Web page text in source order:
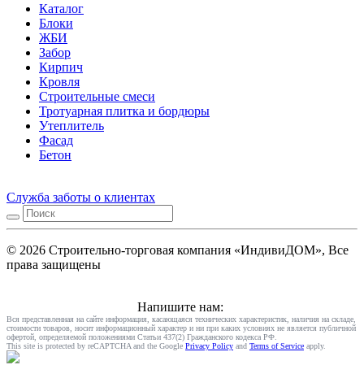
Каталог
Блоки
ЖБИ
Забор
Кирпич
Кровля
Строительные смеси
Тротуарная плитка и бордюры
Утеплитель
Фасад
Бетон
Служба заботы о клиентах
© 2026 Строительно-торговая компания «ИндивиДОМ», Все
права защищены
Напишите нам:
Вся представленная на сайте информация, касающаяся технических характеристик, наличия на складе,
стоимости товаров, носит информационный характер и ни при каких условиях не является публичной
офертой, определяемой положениями Статьи 437(2) Гражданского кодекса РФ.
This site is protected by reCAPTCHA and the Google Privacy Policy and Terms of Service apply.